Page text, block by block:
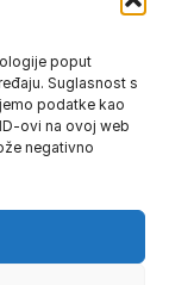
poput
Suglasnost s
podatke kao
ovi na ovoj web
negativno